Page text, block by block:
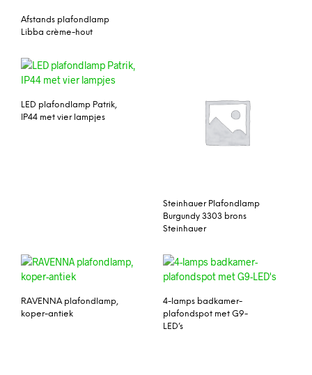
Afstands plafondlamp
Libba crème-hout
LED plafondlamp Patrik,
IP44 met vier lampjes
Steinhauer Plafondlamp
Burgundy 3303 brons
Steinhauer
RAVENNA plafondlamp,
koper-antiek
4-lamps badkamer-
plafondspot met G9-
LED’s